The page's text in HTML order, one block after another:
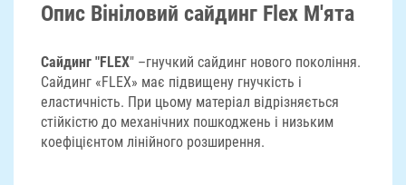
Опис Вініловий сайдинг Flex М'ята
Сайдинг "FLEX" –гнучкий сайдинг нового покоління.
Сайдинг «FLEX» має підвищену гнучкість і
еластичність. При цьому матеріал відрізняється
стійкістю до механічних пошкоджень і низьким
коефіцієнтом лінійного розширення.